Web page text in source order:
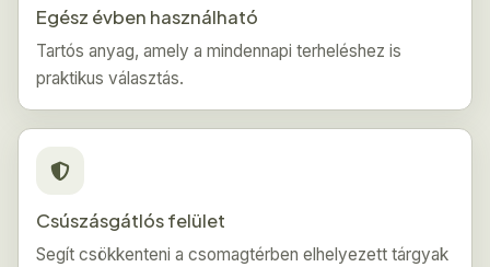
Egész évben használható
Tartós anyag, amely a mindennapi terheléshez is
praktikus választás.
Csúszásgátlós felület
Segít csökkenteni a csomagtérben elhelyezett tárgyak